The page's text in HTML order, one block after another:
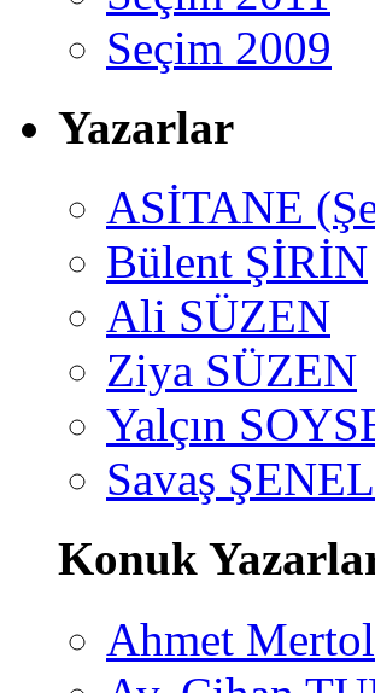
Seçim 2009
Yazarlar
ASİTANE
Bülent ŞİRİN
Ali SÜZEN
Ziya SÜZEN
Yalçın
Savaş ŞENEL
Konuk
Ahmet